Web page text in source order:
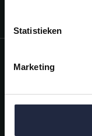
Statistieken
Marketing
Categorieën